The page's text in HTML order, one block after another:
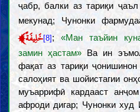
ҷабр, балки аз тариқи
мекунад; Чунонки
خَلِيفَةً﴾ [8] ; «Ман таъйин
замин ҳастам»Ва ин
фақат аз тариқи ҷонишинон
салоҳият ва шойистагии
муъаррифӣ кардааст
афроди дигар; Чунонки